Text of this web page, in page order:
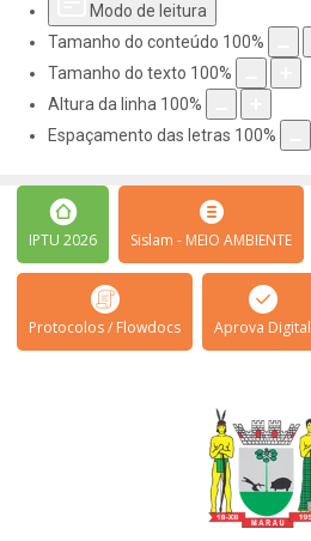
Modo de leitura
Tamanho do conteúdo 100%
Tamanho do texto 100%
Altura da linha 100%
Espaçamento das letras 100%
IPTU 2026 Sislam - MEIO AMBIENTE
Protocolos / Flowdocs Aprova Digital